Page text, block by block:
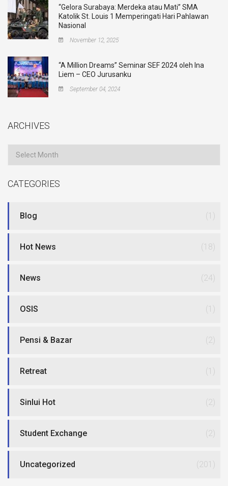
“Gelora Surabaya: Merdeka atau Mati” SMA
Katolik St. Louis 1 Memperingati Hari Pahlawan
Nasional
November 12, 2025
“A Million Dreams” Seminar SEF 2024 oleh Ina
Liem – CEO Jurusanku
September 04, 2024
ARCHIVES
CATEGORIES
Blog (1)
Hot News (18)
News (24)
OSIS (1)
Pensi & Bazar (2)
Retreat (1)
Sinlui Hot (2)
Student Exchange (2)
Uncategorized (201)